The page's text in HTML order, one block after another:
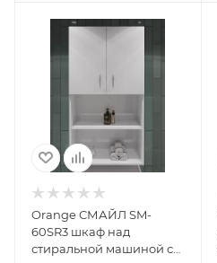
Orange СМАЙЛ SM-
60SR3 шкаф над
стиральной машиной с